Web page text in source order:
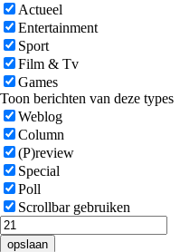
Actueel
Entertainment
Sport
Film & Tv
Games
Toon berichten van deze types
Weblog
Column
(P)review
Special
Poll
Scrollbar gebruiken
opslaan